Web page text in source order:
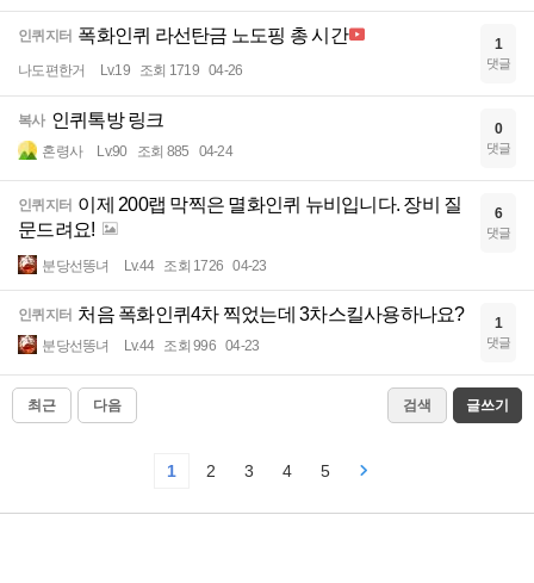
인퀴지터 폭화인퀴 라선탄금 노도핑 총 시간
나도편한거 Lv.19 조회 1719 04-26
1
댓글
복사 인퀴톡방 링크
혼령사 Lv.90 조회 885 04-24
0
댓글
인퀴지터 이제 200랩 막찍은 멸화인퀴 뉴비입니다. 장비 질
문드려요!
분당선똥녀 Lv.44 조회 1726 04-23
6
댓글
인퀴지터 처음 폭화인퀴4차 찍었는데 3차스킬사용하나요?
분당선똥녀 Lv.44 조회 996 04-23
1
댓글
최근 다음 검색 글쓰기
1 2 3 4 5